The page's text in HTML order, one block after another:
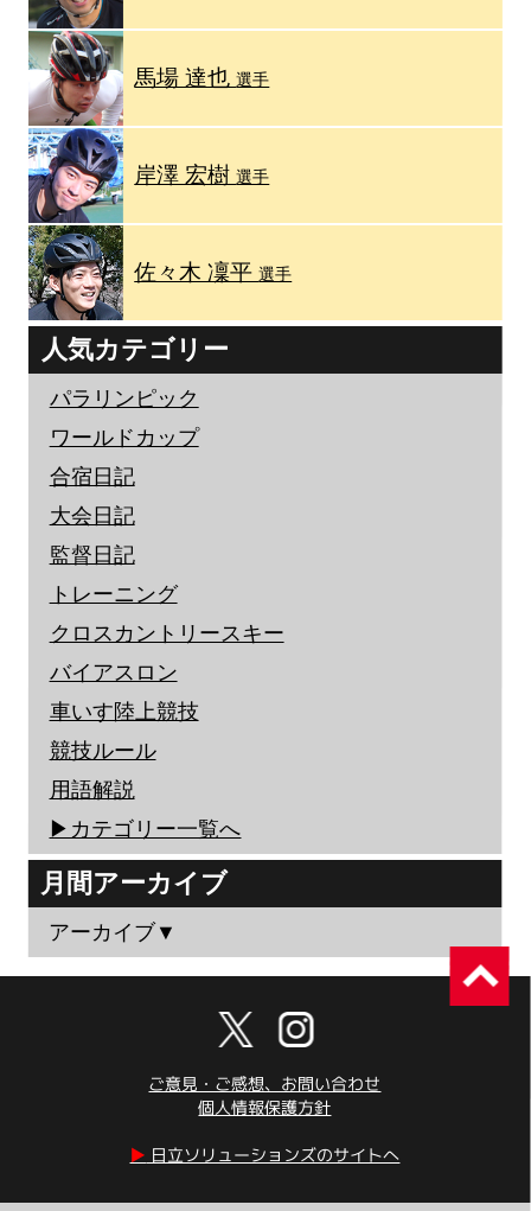
馬場 達也選手
岸澤 宏樹選手
佐々木 凜平選手
人気カテゴリー
パラリンピック
ワールドカップ
合宿日記
大会日記
監督日記
トレーニング
クロスカントリースキー
バイアスロン
車いす陸上競技
競技ルール
用語解説
▶︎カテゴリー一覧へ
月間アーカイブ
アーカイブ▼
ご意見・ご感想、お問い合わせ
個人情報保護方針
▶︎ 日立ソリューションズのサイトへ